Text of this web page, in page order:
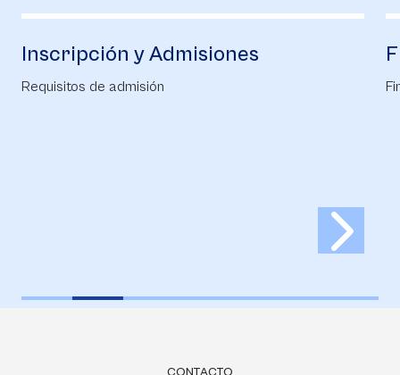
y Admisiones
de admisión